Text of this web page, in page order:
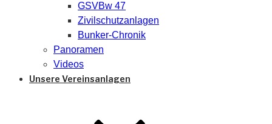
GSVBw 47
Zivilschutzanlagen
Bunker-Chronik
Panoramen
Videos
Unsere Vereinsanlagen